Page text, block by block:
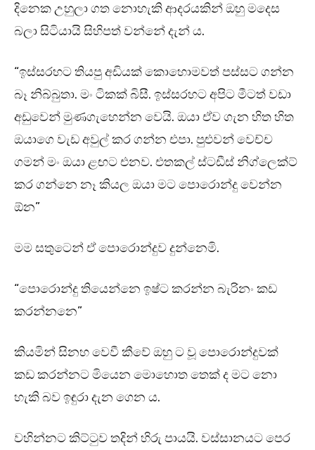
දිනෙක උහුලා ගත නොහැකි ආදරයකින් ඔහු මදෙස
බලා සිටියායි සිහිපත් වන්නේ දැන් ය.
“ඉස්සරහට තියපු අඩියක් කොහොමවත් පස්සට ගන්න
බෑ නිබ්බුතා. මං ටිකක් බිසී. ඉස්සරහට අපිට මීටත් වඩා
අඩුවෙන් මුණගැහෙන්න වෙයි. ඔයා ඒව ගැන හිත හිත
ඔයාගෙ වැඩ අවුල් කර ගන්න එපා. පුළුවන් වෙච්ච
ගමන් මං ඔයා ළඟට එනව. එතකල් ස්ටඩීස් නිග්ලෙක්ට්
කර ගන්නෙ නෑ කියල ඔයා මට පොරොන්දු වෙන්න
ඕන”
මම සතුටෙන් ඒ පොරොන්දුව දුන්නෙමි.
“පොරොන්දු තියෙන්නෙ ඉෂ්ට කරන්න බැරිනං කඩ
කරන්නනෙ”
කියමින් සිනහ වෙවී කීවේ ඔහු ට වූ පොරොන්දුවක්
කඩ කරන්නට මියෙන මොහොත තෙක් ද මට නො
හැකි බව ඉඳුරා දැන ගෙන ය.
වහින්නට කිට්ටුව තදින් හිරු පායයි. වස්සානයට පෙර